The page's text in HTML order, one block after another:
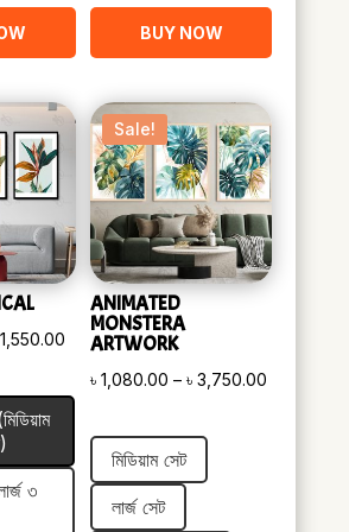
BUY NOW
1,550.00Price
range:
৳ 1,020.00
৳ 1,550.00
৩
Sale!
ANIMATED
MONSTERA
ARTWORK
৳1,080.00 – ৳3,750.00
মিডিয়াম সেট
লার্জ সেট